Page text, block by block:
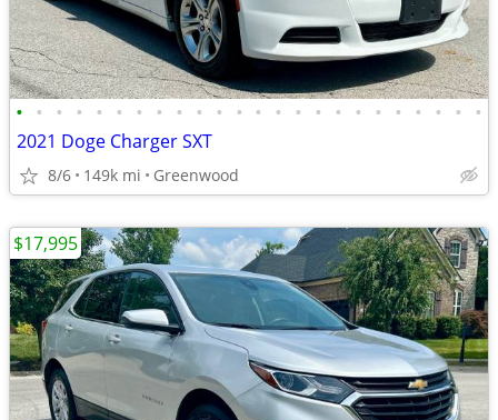
• • • • • • • • • • • • • • • • • • • • • • • •
2021 Doge Charger SXT
8/6 149k mi Greenwood
$17,995